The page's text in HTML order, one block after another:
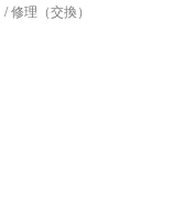
修理（交換）